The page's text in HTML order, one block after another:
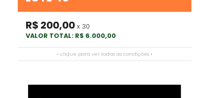
R$ 200,00 x 30
VALOR TOTAL: R$ 6.000,00
• clique para ver todas as condições •